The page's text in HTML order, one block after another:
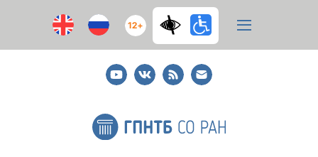
12+
YoutubeВКонтакте
RSS
E-
mail
подписка